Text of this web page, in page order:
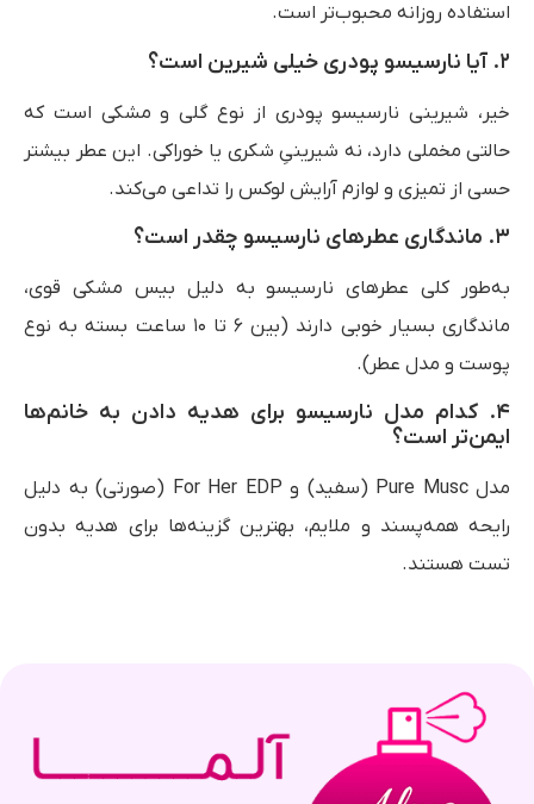
استفاده روزانه محبوب‌تر است.
۲. آیا نارسیسو پودری خیلی شیرین است؟
خیر، شیرینی نارسیسو پودری از نوع گلی و مشکی است که
حالتی مخملی دارد، نه شیرینیِ شکری یا خوراکی. این عطر بیشتر
حسی از تمیزی و لوازم آرایش لوکس را تداعی می‌کند.
۳. ماندگاری عطرهای نارسیسو چقدر است؟
به‌طور کلی عطرهای نارسیسو به دلیل بیس مشکی قوی،
ماندگاری بسیار خوبی دارند (بین ۶ تا ۱۰ ساعت بسته به نوع
پوست و مدل عطر).
۴. کدام مدل نارسیسو برای هدیه دادن به خانم‌ها
ایمن‌تر است؟
مدل Pure Musc (سفید) و For Her EDP (صورتی) به دلیل
رایحه همه‌پسند و ملایم، بهترین گزینه‌ها برای هدیه بدون
تست هستند.